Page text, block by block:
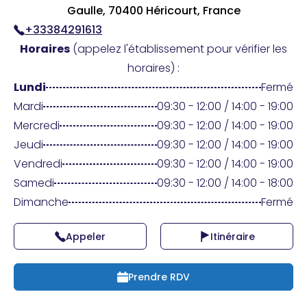
Connexion
Praticien ?
Gaulle, 70400 Héricourt, France
+33384291613
Horaires (appelez l'établissement pour vérifier les
horaires) :
Lundi
Fermé
Mardi
09:30 - 12:00 / 14:00 - 19:00
Mercredi
09:30 - 12:00 / 14:00 - 19:00
Jeudi
09:30 - 12:00 / 14:00 - 19:00
Vendredi
09:30 - 12:00 / 14:00 - 19:00
Samedi
09:30 - 12:00 / 14:00 - 18:00
Dimanche
Fermé
Appeler Itinéraire
Prendre RDV